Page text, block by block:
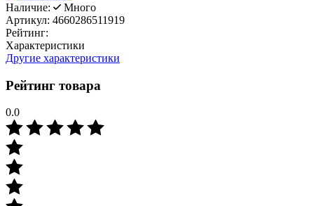
Наличие:
Много
Артикул: 4660286511919
Рейтинг:
Характеристики
Другие характеристики
Рейтинг товара
0.0